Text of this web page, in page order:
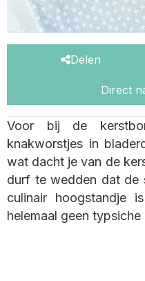
Delen
Direct
Voor bij de
knakworstjes in
wat dacht je van de
durf te wedden dat de
culinair hoogstandje
helemaal geen typsiche